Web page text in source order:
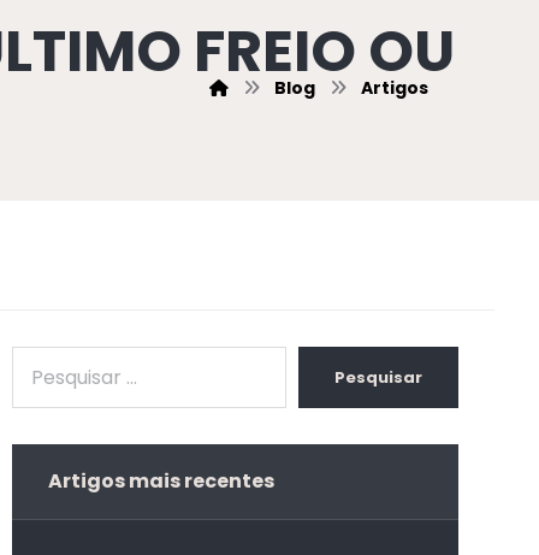
FREIO OU
Blog Artigos
Pesquisar
Artigos mais recentes